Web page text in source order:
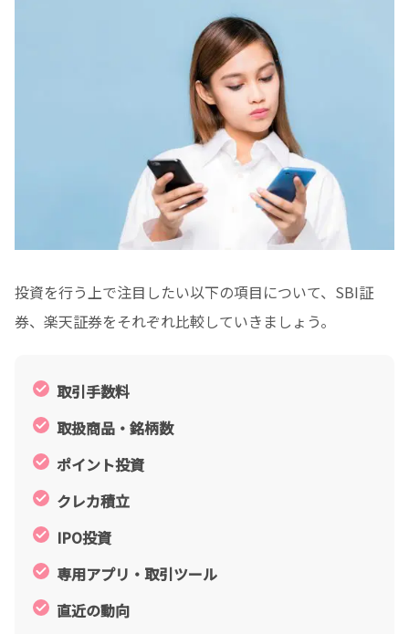
投資を行う上で注目したい以下の項目について、SBI証
券、楽天証券をそれぞれ比較していきましょう。
取引手数料
取扱商品・銘柄数
ポイント投資
クレカ積立
IPO投資
専用アプリ・取引ツール
直近の動向